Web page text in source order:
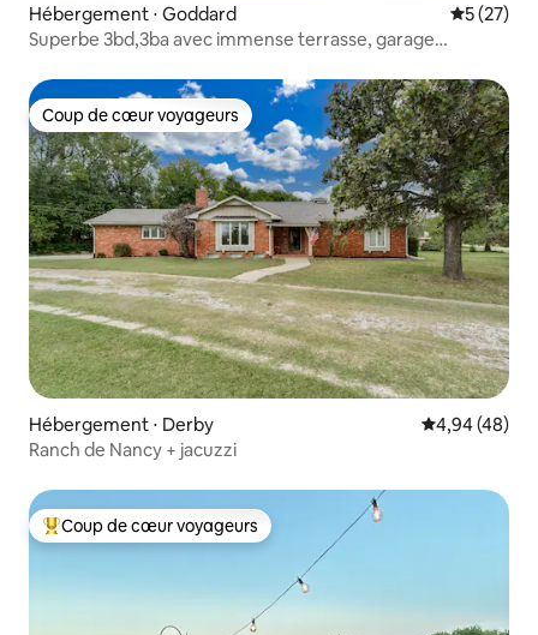
Hébergement ⋅ Goddard
5 (27)
Superbe 3bd,3ba avec immense terrasse, garage
Coup de cœur voyageurs
Coup de cœur voyageurs
Hébergement ⋅ Derby Évaluation
4,94 (48)
Ranch de Nancy + jacuzzi
Coups de cœur voyageurs les plus appréciés
Coup de cœur voyageurs